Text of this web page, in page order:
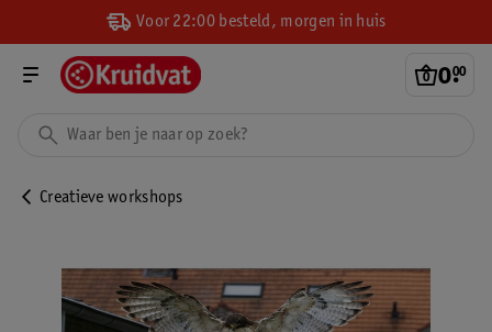
Voor 22:00 besteld, morgen in huis
0.
00
Creatieve workshops